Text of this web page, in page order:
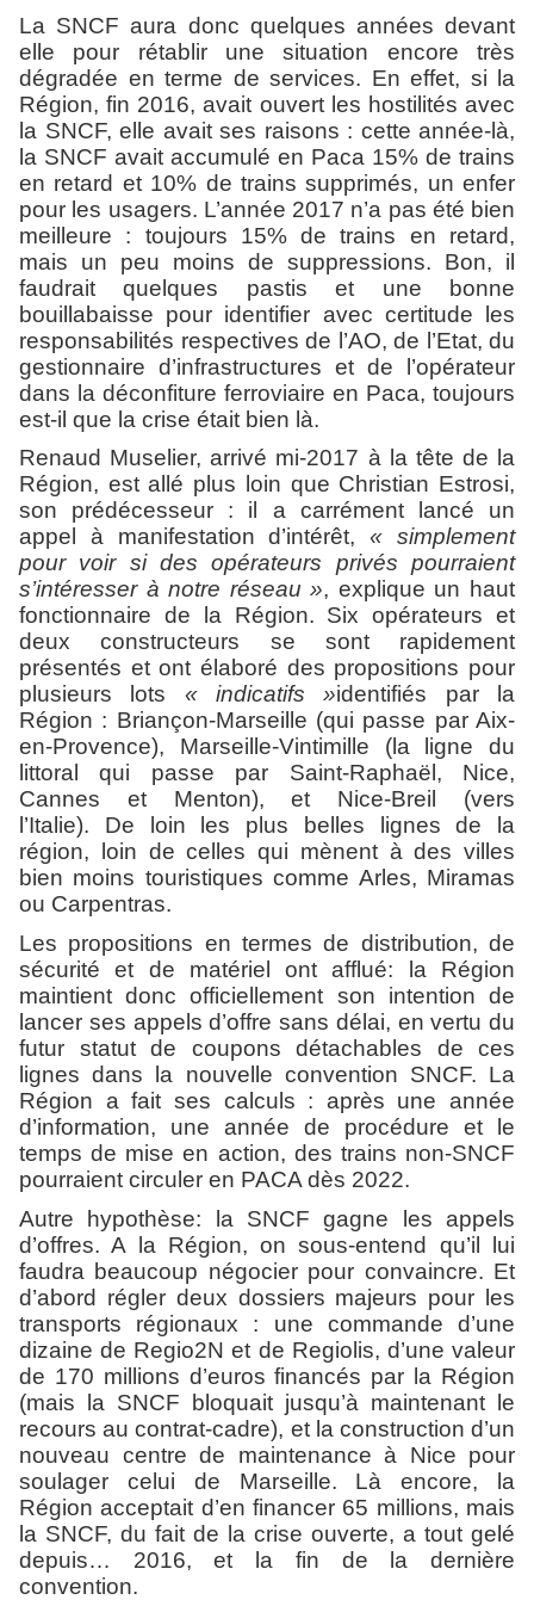
La SNCF aura donc quelques années devant
elle pour rétablir une situation encore très
dégradée en terme de services. En effet, si la
Région, fin 2016, avait ouvert les hostilités avec
la SNCF, elle avait ses raisons : cette année-là,
la SNCF avait accumulé en Paca 15% de trains
en retard et 10% de trains supprimés, un enfer
pour les usagers. L’année 2017 n’a pas été bien
meilleure : toujours 15% de trains en retard,
mais un peu moins de suppressions. Bon, il
faudrait quelques pastis et une bonne
bouillabaisse pour identifier avec certitude les
responsabilités respectives de l’AO, de l’Etat, du
gestionnaire d’infrastructures et de l’opérateur
dans la déconfiture ferroviaire en Paca, toujours
est-il que la crise était bien là.
Renaud Muselier, arrivé mi-2017 à la tête de la
Région, est allé plus loin que Christian Estrosi,
son prédécesseur : il a carrément lancé un
appel à manifestation d’intérêt,
« simplement
pour voir si des opérateurs privés pourraient
s’intéresser à notre réseau », explique un haut
fonctionnaire de la Région. Six opérateurs et
deux constructeurs se sont rapidement
présentés et ont élaboré des propositions pour
plusieurs lots « indicatifs »identifiés par la
Région : Briançon-Marseille (qui passe par Aix-
en-Provence), Marseille-Vintimille (la ligne du
littoral qui passe par Saint-Raphaël, Nice,
Cannes et Menton), et Nice-Breil (vers
l’Italie). De loin les plus belles lignes de la
région, loin de celles qui mènent à des villes
bien moins touristiques comme Arles, Miramas
ou Carpentras.
Les propositions en termes de distribution, de
sécurité et de matériel ont afflué: la Région
maintient donc officiellement son intention de
lancer ses appels d’offre sans délai, en vertu du
futur statut de coupons détachables de ces
lignes dans la nouvelle convention SNCF. La
Région a fait ses calculs : après une année
d’information, une année de procédure et le
temps de mise en action, des trains non-SNCF
pourraient circuler en PACA dès 2022.
Autre hypothèse: la SNCF gagne les appels
d’offres. A la Région, on sous-entend qu’il lui
faudra beaucoup négocier pour convaincre. Et
d’abord régler deux dossiers majeurs pour les
transports régionaux : une commande d’une
dizaine de Regio2N et de Regiolis, d’une valeur
de 170 millions d’euros financés par la Région
(mais la SNCF bloquait jusqu’à maintenant le
recours au contrat-cadre), et la construction d’un
nouveau centre de maintenance à Nice pour
soulager celui de Marseille. Là encore, la
Région acceptait d’en financer 65 millions, mais
la SNCF, du fait de la crise ouverte, a tout gelé
depuis… 2016, et la fin de la dernière
convention.